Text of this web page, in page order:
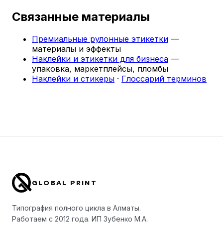
Связанные материалы
Премиальные рулонные этикетки —
материалы и эффекты
Наклейки и этикетки для бизнеса —
упаковка, маркетплейсы, пломбы
Наклейки и стикеры · Глоссарий терминов
GLOBAL PRINT
Типография полного цикла в Алматы.
Работаем с 2012 года. ИП Зубенко М.А.